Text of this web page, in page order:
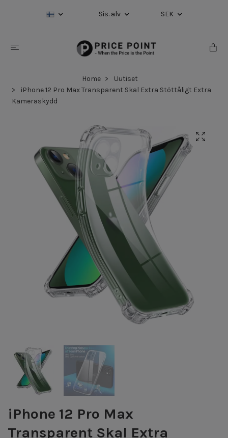
Sis. alv SEK
Home
Uutiset
iPhone 12 Pro Max Transparent Skal Extra Stöttåligt Extra
Kameraskydd
iPhone 12 Pro Max
Transparent Skal Extra